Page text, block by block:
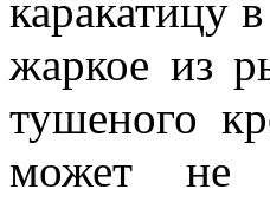
каракатицу
жаркое из
тушеного
может не